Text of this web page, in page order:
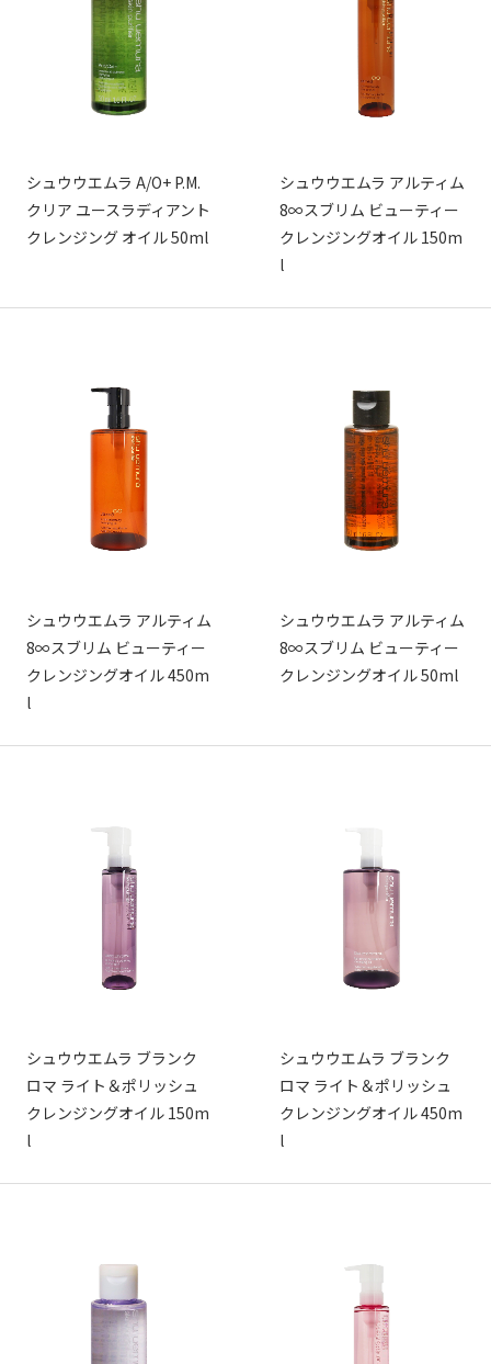
シュウウエムラ A/O+ P.M.
クリア ユースラディアント
クレンジング オイル 50ml
シュウウエムラ アルティム
8∞スブリム ビューティー
クレンジングオイル 150m
l
シュウウエムラ アルティム
8∞スブリム ビューティー
クレンジングオイル 450m
l
シュウウエムラ アルティム
8∞スブリム ビューティー
クレンジングオイル 50ml
シュウウエムラ ブランク
ロマ ライト＆ポリッシュ
クレンジングオイル 150m
l
シュウウエムラ ブランク
ロマ ライト＆ポリッシュ
クレンジングオイル 450m
l